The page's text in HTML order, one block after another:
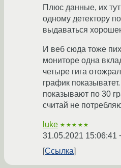
Плюс данные, их тут
одному детектору
выдаваться
И веб сюда тоже
мониторе одна
четыре гига
график
показывают по 30
считай не
luke ★★★★★
31.05.2021 15:06:41
Ссылка